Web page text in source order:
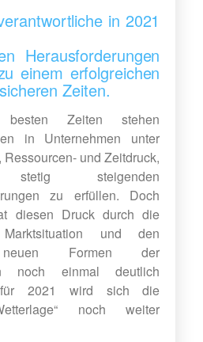
in 2021
Herausforderungen
einem erfolgreichen
Zeiten.
Zeiten stehen
in Unternehmen unter
und Zeitdruck,
steigenden
zu erfüllen. Doch
diesen Druck durch die
Marktsituation und den
Formen der
noch einmal deutlich
für 2021 wird sich die
noch weiter